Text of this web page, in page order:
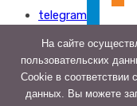
telegram
Гирудомед - 2024
Лицензии
На сайте
пользовательских
Cookie в соответствии
данных. Вы можете